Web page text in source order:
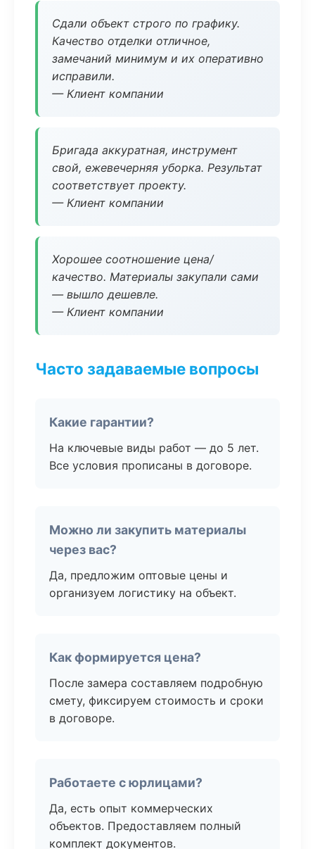
Сдали объект строго по графику.
Качество отделки отличное,
замечаний минимум и их оперативно
исправили.
— Клиент компании
Бригада аккуратная, инструмент
свой, ежевечерняя уборка. Результат
соответствует проекту.
— Клиент компании
Хорошее соотношение цена/
качество. Материалы закупали сами
— вышло дешевле.
— Клиент компании
Часто задаваемые вопросы
Какие гарантии?
На ключевые виды работ — до 5 лет.
Все условия прописаны в договоре.
Можно ли закупить материалы
через вас?
Да, предложим оптовые цены и
организуем логистику на объект.
Как формируется цена?
После замера составляем подробную
смету, фиксируем стоимость и сроки
в договоре.
Работаете с юрлицами?
Да, есть опыт коммерческих
объектов. Предоставляем полный
комплект документов.